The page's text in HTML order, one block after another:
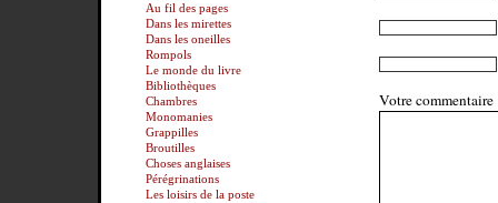
Au fil des pages
Dans les mirettes
Dans les oneilles
Rompols
Le monde du livre
Bibliothèques
Chambres
Monomanies
Grappilles
Broutilles
Choses anglaises
Pérégrinations
Les loisirs de la poste
Votre commentaire